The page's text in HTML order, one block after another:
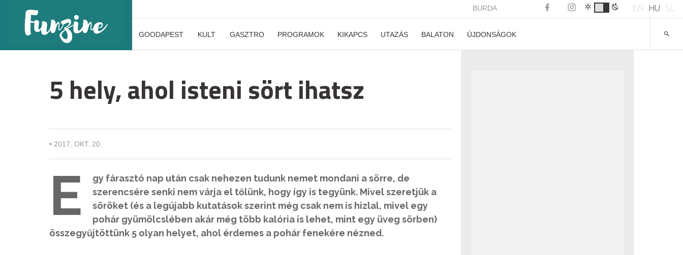
BURDA EN HU SL
GOODAPEST KULT GASZTRO PROGRAMOK KIKAPCS UTAZÁS BALATON ÚJDONSÁGOK
5 hely, ahol isteni sört ihatsz
• 2017. OKT. 20.
E
gy fárasztó nap után csak nehezen tudunk nemet mondani a sörre, de
szerencsére senki nem várja el tőlünk, hogy így is tegyünk. Mivel szeretjük a
söröket (és a legújabb kutatások szerint még csak nem is hizlal, mivel egy
pohár gyümölcslében akár még több kalória is lehet, mint egy üveg sörben)
összegyűjtöttünk 5 olyan helyet, ahol érdemes a pohár fenekére nézned.